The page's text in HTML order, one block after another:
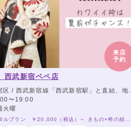
来店
予約
武新宿ペペ店
新宿線「西武新宿駅」と直結、地下鉄大江戸線 「新宿西口駅」より徒歩2分、JR線・地下鉄・小田急線・京王線「新宿駅」より徒歩5分
〜19:00
火曜